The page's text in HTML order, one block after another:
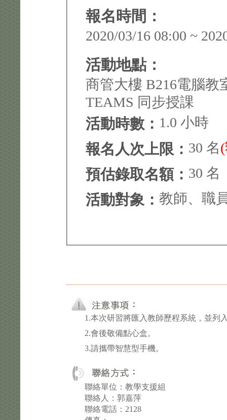
報名時間：
2020/03/16 08:00 ~
活動地點：
商管大樓 B216電腦教
TEAMS 同步授課
活動時數： 1.0 小時
報名人次上限： 30 名
預估錄取名額： 30 名
活動對象： 教師、職
1.本次研習將匯入教師歷程系統，並列
2.會後敬備點心盒。
3.請攜帶智慧型手機。
聯絡單位：教學支援組
聯絡人：郭嘉萍
聯絡電話：2128